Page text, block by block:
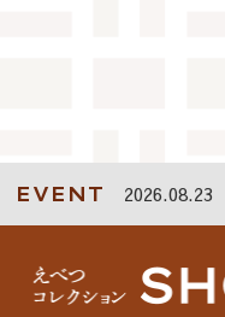
EVENT 2026.08.23